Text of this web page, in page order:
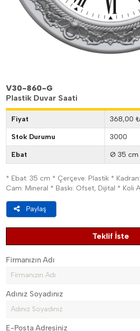
V30-860-G
Plastik Duvar Saati
Fiyat 368,00 ₺
Stok Durumu 3000
Ebat Ø 35 cm
* Ebat: 35 cm * Çerçeve: Plastik *
Cam: Mineral * Baskı: Ofset, Dijital * Koli
Paylaş
Teklif İste
Firmanızın Adı
Adınız Soyadınız
E-Posta Adresiniz